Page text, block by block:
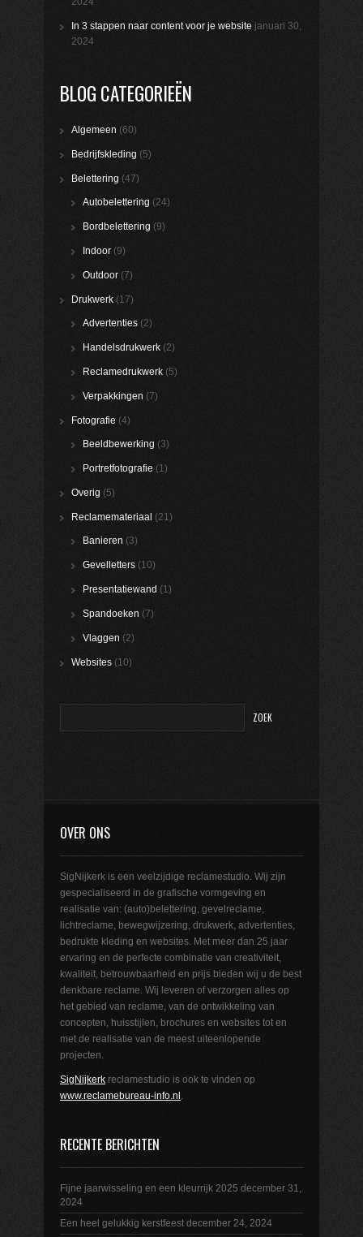
In 3 stappen naar content voor je website januari 30,
2024
BLOG CATEGORIEËN
Algemeen (60)
Bedrijfskleding (5)
Belettering (47)
Autobelettering (24)
Bordbelettering (9)
Indoor (9)
Outdoor (7)
Drukwerk (17)
Advertenties (2)
Handelsdrukwerk (2)
Reclamedrukwerk (5)
Verpakkingen (7)
Fotografie (4)
Beeldbewerking (3)
Portretfotografie (1)
Overig (5)
Reclamemateriaal (21)
Banieren (3)
Gevelletters (10)
Presentatiewand (1)
Spandoeken (7)
Vlaggen (2)
Websites (10)
OVER ONS
SigNijkerk is een veelzijdige reclamestudio. Wij zijn
gespecialiseerd in de grafische vormgeving en
realisatie van: (auto)belettering, gevelreclame,
lichtreclame, bewegwijzering, drukwerk, advertenties,
bedrukte kleding en websites. Met meer dan 25 jaar
ervaring en de perfecte combinatie van creativiteit,
kwaliteit, betrouwbaarheid en prijs bieden wij u de best
denkbare reclame. Wij leveren of verzorgen alles op
het gebied van reclame, van de ontwikkeling van
concepten, huisstijlen, brochures en websites tot en
met de realisatie van de meest uiteenlopende
projecten.
SigNijkerk reclamestudio is ook te vinden op
www.reclamebureau-info.nl
RECENTE BERICHTEN
Fijne jaarwisseling en een kleurrijk 2025 december 31,
2024
Een heel gelukkig kerstfeest december 24, 2024